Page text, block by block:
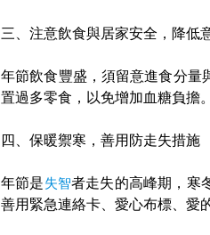
三、注意飲食與居家安全，降低
年節飲食豐盛，須留意進食分量
置過多零食，以免增加血糖負擔
四、保暖禦寒，善用防走失措施
年節是失智者走失的高峰期，寒
善用緊急連絡卡、愛心布標、愛